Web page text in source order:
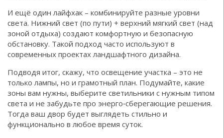
И ещё один лайфхак – комбинируйте разные уровни
света. Нижний свет (по пути) + верхний мягкий свет (над
зоной отдыха) создают комфортную и безопасную
обстановку. Такой подход часто используют в
современных проектах ландшафтного дизайна.
Подводя итог, скажу, что освещение участка – это не
только лампы, но и грамотный план. Подумайте, какие
зоны вам нужны, выберите светильники с нужным типом
света и не забудьте про энерго‑сберегающие решения.
Тогда ваш двор будет выглядеть стильно и
функционально в любое время суток.